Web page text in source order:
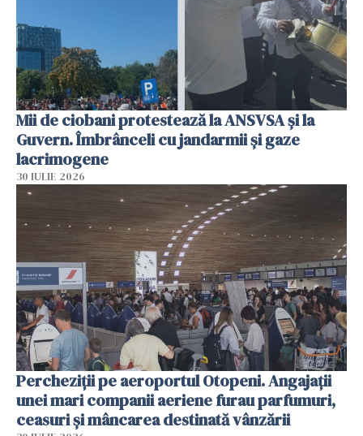
Mii de ciobani protestează la ANSVSA și la
Guvern. Îmbrânceli cu jandarmii și gaze
lacrimogene
30 IULIE 2026
Percheziții pe aeroportul Otopeni. Angajații
unei mari companii aeriene furau parfumuri,
ceasuri și mâncarea destinată vânzării